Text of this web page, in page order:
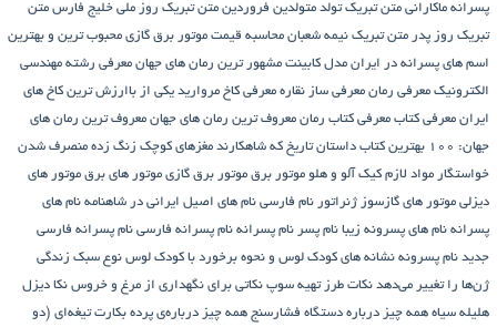
متن تبریک تولد متولدین فروردین متن تبریک روز ملی خلیج فارس متن
متن تبریک نیمه شعبان محاسبه قیمت موتور برق گازی محبوب ترین و بهترین
در ایران مدل کابینت مشهور ترین رمان های جهان معرفی رشته مهندسی
رمان معرفی ساز نقاره معرفی کاخ مروارید یکی از باارزش ترین کاخ های
معرفی کتاب رمان معروف ترین رمان های جهان معروف ترین رمان های
مغزهای کوچک زنگ زده منصرف شدن
کیک آلو و هلو موتور برق موتور برق گازی موتور های برق موتور های
گازسوز ژنراتور نام فارسی نام های اصیل ایرانی در شاهنامه نام های
زیبا نام پسر نام پسرانه نام پسرانه فارسی نام پسرانه فارسی
نشانه های کودک لوس و نحوه برخورد با کودک لوس نوع سبک زندگی
نکات طرز تهیه سوپ نکاتی برای نگهداری از مرغ و خروس نکا دیزل
چیز درباره دستگاه فشارسنج همه چیز درباره‌ی پرده بکارت تیغه‌ای (دو